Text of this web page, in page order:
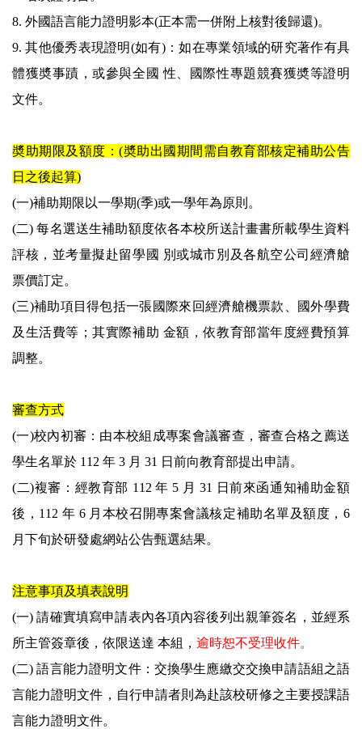
8. 外國語言能力證明影本(正本需一併附上核對後歸還)。
9. 其他優秀表現證明(如有)：如在專業領域的研究著作有具
體獲奬事蹟，或參與全國 性、國際性專題競賽獲奬等證明
文件。
奬助期限及額度：(奬助出國期間需自教育部核定補助公告
日之後起算)
(一)補助期限以一學期(季)或一學年為原則。
(二) 每名選送生補助額度依各本校所送計畫書所載學生資料
評核，並考量擬赴留學國 別或城市別及各航空公司經濟艙
票價訂定。
(三)補助項目得包括一張國際來回經濟艙機票款、國外學費
及生活費等；其實際補助 金額，依教育部當年度經費預算
調整。
審查方式
(一)校內初審：由本校組成專案會議審查，審查合格之薦送
學生名單於 112 年 3 月 31 日前向教育部提出申請。
(二)複審：經教育部 112 年 5 月 31 日前來函通知補助金額
後，112 年 6 月本校召開專案會議核定補助名單及額度，6
月下旬於研發處網站公告甄選結果。
注意事項及填表說明
(一) 請確實填寫申請表內各項內容後列出親筆簽名，並經系
所主管簽章後，依限送達 本組， 逾時恕不受理收件。
(二) 語言能力證明文件：交換學生應繳交交換申請語組之語
言能力證明文件，自行申請者則為赴該校研修之主要授課語
言能力證明文件。